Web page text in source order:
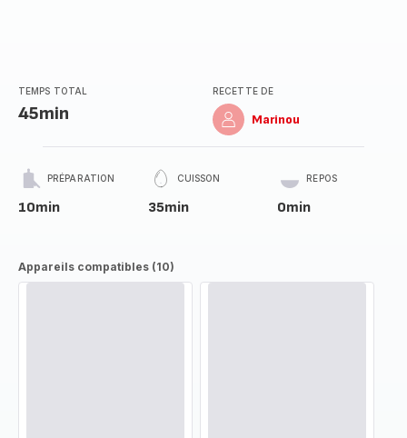
TEMPS TOTAL
45min
RECETTE DE
Marinou
PRÉPARATION
10min
CUISSON
35min
REPOS
0min
Appareils compatibles (10)